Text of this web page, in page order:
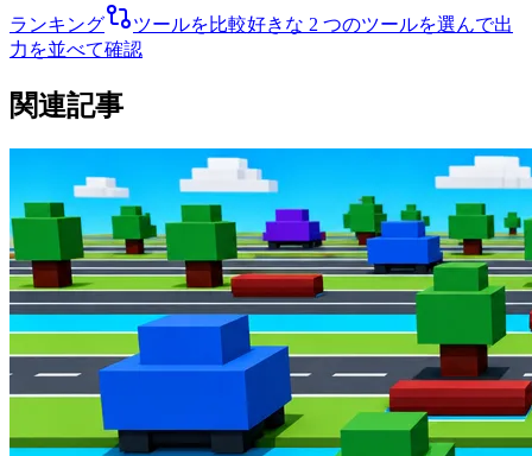
ランキング
ツールを比較好きな 2 つのツールを選んで出
力を並べて確認
関連記事